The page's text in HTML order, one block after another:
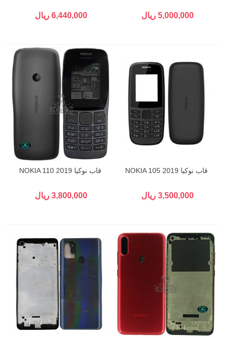
5,000,000 ریال 6,440,000 ریال
قاب نوکیا NOKIA 105 2019
3,500,000 ریال
قاب نوکیا NOKIA 110 2019
3,800,000 ریال